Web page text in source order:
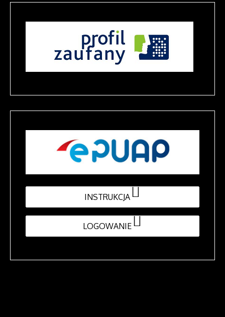
INSTRUKCJA
LOGOWANIE